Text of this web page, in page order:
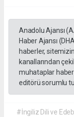
Anadolu Ajansı
Haber Ajansı
haberler,
kanallarından
muhataplar
editörü sorumlu
#İngiliz Dili ve